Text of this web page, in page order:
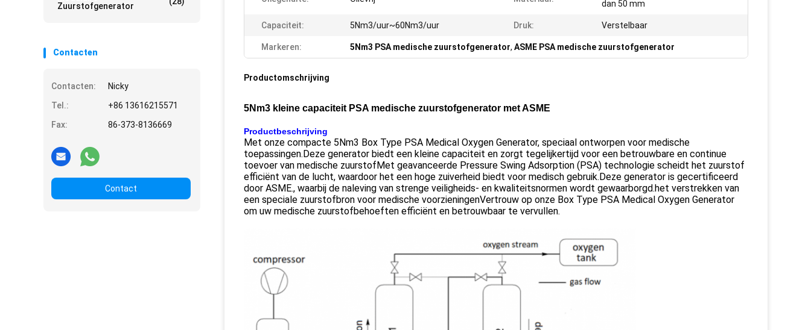
Zuurstofgenerator
Contacten
Contacten:
Nicky
Tel.:
+86 13616215571
Fax:
86-373-8136669
Contact
dan 50 mm
Capaciteit: 5Nm3/uur~60Nm3/uur Druk: Verstelbaar
Markeren: 5Nm3 PSA medische zuurstofgenerator, ASME PSA medische zuurstofgenerator
Productomschrijving
5Nm3 kleine capaciteit PSA medische zuurstofgenerator met ASME
Productbeschrijving
Met onze compacte 5Nm3 Box Type PSA Medical Oxygen Generator, speciaal ontworpen voor medische
toepassingen.Deze generator biedt een kleine capaciteit en zorgt tegelijkertijd voor een betrouwbare en continue
toevoer van medische zuurstofMet geavanceerde Pressure Swing Adsorption (PSA) technologie scheidt het zuurstof
efficiënt van de lucht, waardoor het een hoge zuiverheid biedt voor medisch gebruik.Deze generator is gecertificeerd
door ASME., waarbij de naleving van strenge veiligheids- en kwaliteitsnormen wordt gewaarborgd.het verstrekken van
een speciale zuurstofbron voor medische voorzieningenVertrouw op onze Box Type PSA Medical Oxygen Generator
om uw medische zuurstofbehoeften efficiënt en betrouwbaar te vervullen.